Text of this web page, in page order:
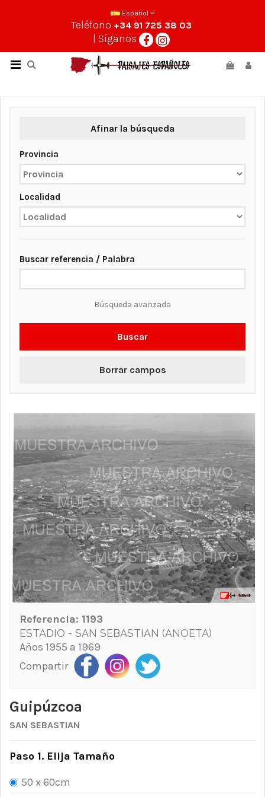
Español
Teléfono +34 91 725 38 03
| Síganos
Afinar la búsqueda
Provincia
Localidad
Buscar referencia / Palabra
Búsqueda avanzada
Buscar
Borrar campos
Referencia: 1193
ESTADIO - SAN SEBASTIAN (ANOETA)
Años 1955 a 1969
Compartir
Guipúzcoa
SAN SEBASTIAN
Paso 1. Elija Tamaño
50 x 60cm